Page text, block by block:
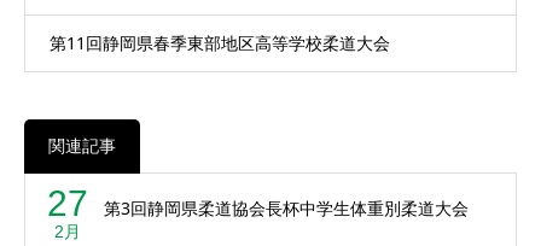
第11回静岡県春季東部地区高等学校柔道大会
関連記事
27
2月
第3回静岡県柔道協会長杯中学生体重別柔道大会